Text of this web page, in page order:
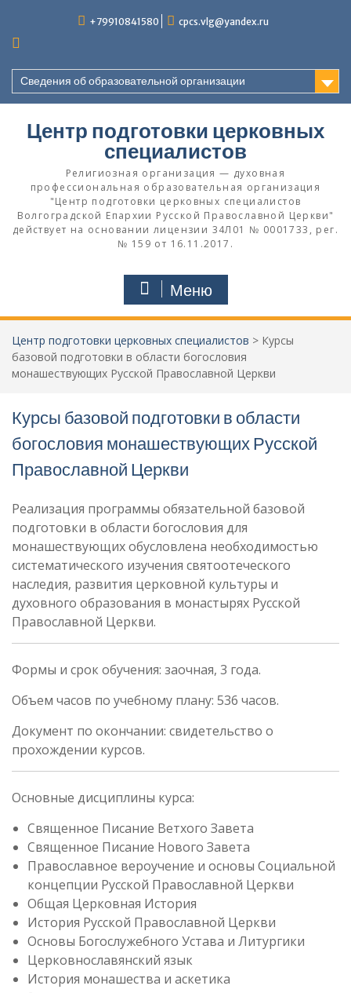
содержимому
+79910841580 cpcs.vlg@yandex.ru
Сведения об образовательной организации
Центр подготовки церковных
специалистов
Религиозная организация — духовная
профессиональная образовательная организация
"Центр подготовки церковных специалистов
Волгоградской Eпархии Русской Православной Церкви"
действует на основании лицензии 34Л01 № 0001733, рег.
№ 159 от 16.11.2017.
Меню
Центр подготовки церковных специалистов > Курсы
базовой подготовки в области богословия
монашествующих Русской Православной Церкви
Курсы базовой подготовки в области
богословия монашествующих Русской
Православной Церкви
Реализация программы обязательной базовой
подготовки в области богословия для
монашествующих обусловлена необходимостью
систематического изучения святоотеческого
наследия, развития церковной культуры и
духовного образования в монастырях Русской
Православной Церкви.
Формы и срок обучения: заочная, 3 года.
Объем часов по учебному плану: 536 часов.
Документ по окончании: свидетельство о
прохождении курсов.
Основные дисциплины курса:
Священное Писание Ветхого Завета
Священное Писание Нового Завета
Православное вероучение и основы Социальной
концепции Русской Православной Церкви
Общая Церковная История
История Русской Православной Церкви
Основы Богослужебного Устава и Литургики
Церковнославянский язык
История монашества и аскетика